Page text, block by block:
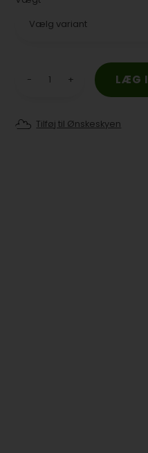
- +
Tilføj til Ønskeskyen